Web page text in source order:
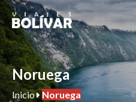
Noruega
Inicio Noruega